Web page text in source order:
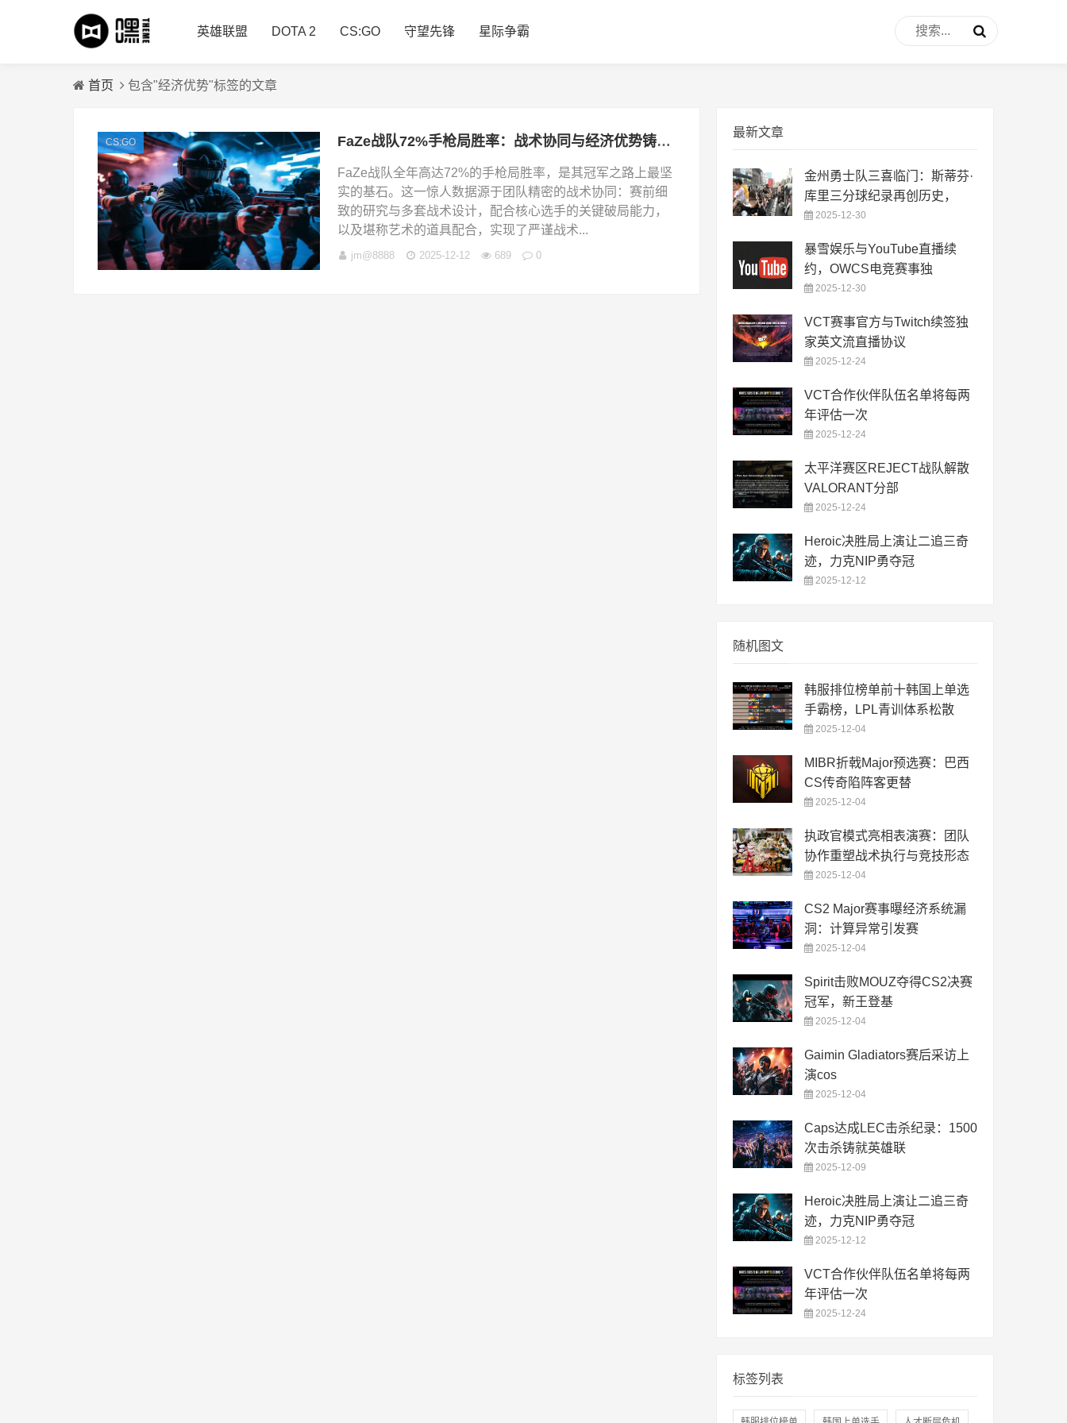
英雄联盟 DOTA 2 CS:GO 守望先锋 星际争霸
首页 包含"经济优势"标签的文章
CS:GO FaZe战队72%手枪局胜率：战术协同与经济优势铸就冠军之路
FaZe战队全年高达72%的手枪局胜率，是其冠军之路上最坚
实的基石。这一惊人数据源于团队精密的战术协同：赛前细
致的研究与多套战术设计，配合核心选手的关键破局能力，
以及堪称艺术的道具配合，实现了严谨战术...
jm@8888 2025-12-12 689 0
最新文章
金州勇士队三喜临门：斯蒂芬·
库里三分球纪录再创历史，
2025-12-30
暴雪娱乐与YouTube直播续
约，OWCS电竞赛事独
2025-12-30
VCT赛事官方与Twitch续签独
家英文流直播协议
2025-12-24
VCT合作伙伴队伍名单将每两
年评估一次
2025-12-24
太平洋赛区REJECT战队解散
VALORANT分部
2025-12-24
Heroic决胜局上演让二追三奇
迹，力克NIP勇夺冠
2025-12-12
随机图文
韩服排位榜单前十韩国上单选
手霸榜，LPL青训体系松散
2025-12-04
MIBR折戟Major预选赛：巴西
CS传奇陷阵客更替
2025-12-04
执政官模式亮相表演赛：团队
协作重塑战术执行与竞技形态
2025-12-04
CS2 Major赛事曝经济系统漏
洞：计算异常引发赛
2025-12-04
Spirit击败MOUZ夺得CS2决赛
冠军，新王登基
2025-12-04
Gaimin Gladiators赛后采访上
演cos
2025-12-04
Caps达成LEC击杀纪录：1500
次击杀铸就英雄联
2025-12-09
Heroic决胜局上演让二追三奇
迹，力克NIP勇夺冠
2025-12-12
VCT合作伙伴队伍名单将每两
年评估一次
2025-12-24
标签列表